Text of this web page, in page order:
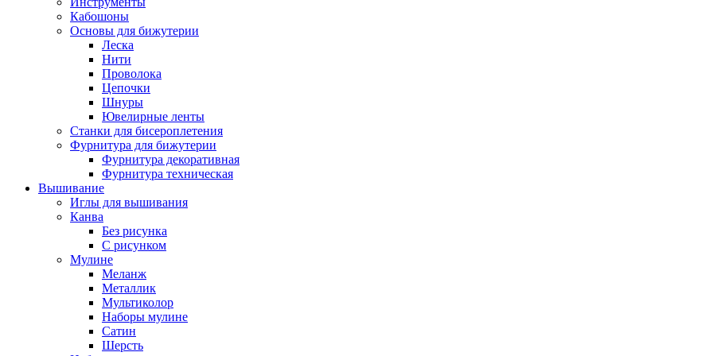
Кабошоны
Основы для бижутерии
Леска
Нити
Проволока
Цепочки
Шнуры
Ювелирные ленты
Станки для бисероплетения
Фурнитура для бижутерии
Фурнитура декоративная
Фурнитура техническая
Вышивание
Иглы для вышивания
Канва
Без рисунка
С рисунком
Мулине
Меланж
Металлик
Мультиколор
Наборы мулине
Сатин
Шерсть